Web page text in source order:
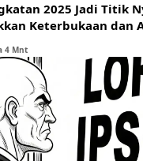
2025 Jadi Titik
Keterbukaan dan
4 Mnt